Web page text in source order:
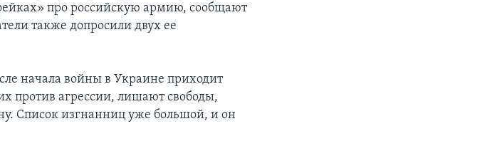
про российскую армию, сообщают
также допросили двух ее
начала войны в Украине приходит
против агрессии, лишают свободы,
Список изгнанниц уже большой, и он